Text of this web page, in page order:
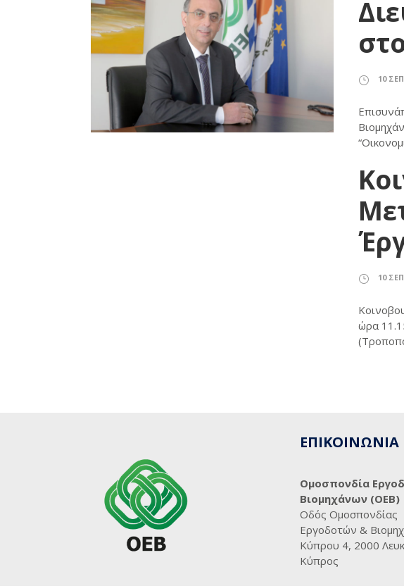
10
10
ώρα
ΕΠΙΚΟΙΝΩΝΙΑ
Ομοσπονδία
Βιομηχάνων (ΟΕΒ)
Οδός Ομοσπονδίας
Εργοδοτών &
Κύπρου 4, 2000
Κύπρος